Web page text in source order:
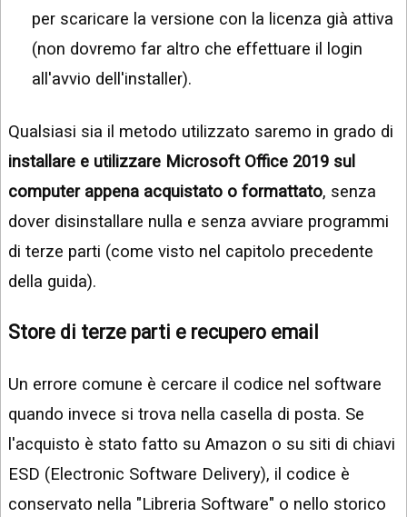
per scaricare la versione con la licenza già attiva
(non dovremo far altro che effettuare il login
all'avvio dell'installer).
Qualsiasi sia il metodo utilizzato saremo in grado di
installare e utilizzare Microsoft Office 2019 sul
computer appena acquistato o formattato, senza
dover disinstallare nulla e senza avviare programmi
di terze parti (come visto nel capitolo precedente
della guida).
Store di terze parti e recupero email
Un errore comune è cercare il codice nel software
quando invece si trova nella casella di posta. Se
l'acquisto è stato fatto su Amazon o su siti di chiavi
ESD (Electronic Software Delivery), il codice è
conservato nella "Libreria Software" o nello storico